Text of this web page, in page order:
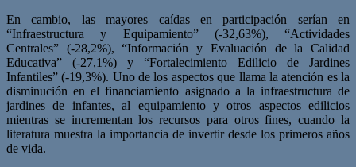
En cambio, las mayores caídas en participación serían en
“Infraestructura y Equipamiento” (-32,63%), “Actividades
Centrales” (-28,2%), “Información y Evaluación de la Calidad
Educativa” (-27,1%) y “Fortalecimiento Edilicio de Jardines
Infantiles” (-19,3%). Uno de los aspectos que llama la atención es la
disminución en el financiamiento asignado a la infraestructura de
jardines de infantes, al equipamiento y otros aspectos edilicios
mientras se incrementan los recursos para otros fines, cuando la
literatura muestra la importancia de invertir desde los primeros años
de vida.